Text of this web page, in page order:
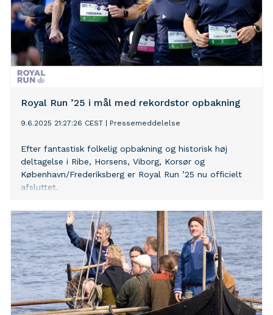
Royal Run ’25 i mål med rekordstor opbakning
9.6.2025 21:27:26 CEST Pressemeddelelse
Efter fantastisk folkelig opbakning og historisk høj
deltagelse i Ribe, Horsens, Viborg, Korsør og
København/Frederiksberg er Royal Run ’25 nu officielt
afsluttet.